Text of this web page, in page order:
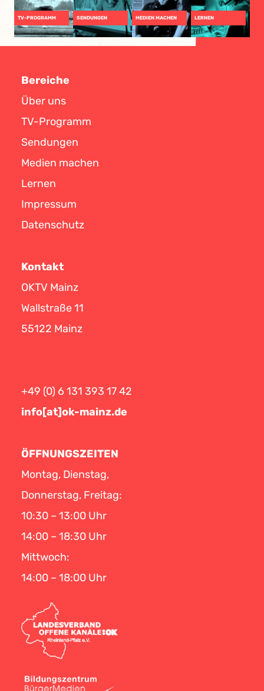
TV-PROGRAMM SENDUNGEN MEDIEN MACHEN LERNEN
Bereiche
Über uns
TV-Programm
Sendungen
Medien machen
Lernen
Impressum
Datenschutz
Kontakt
OKTV Mainz
Wallstraße 11
55122 Mainz
+49 (0) 6 131 393 17 42
info[at]ok-mainz.de
ÖFFNUNGSZEITEN
Montag, Dienstag,
Donnerstag, Freitag:
10:30 – 13:00 Uhr
14:00 – 18:30 Uhr
Mittwoch:
14:00 – 18:00 Uhr